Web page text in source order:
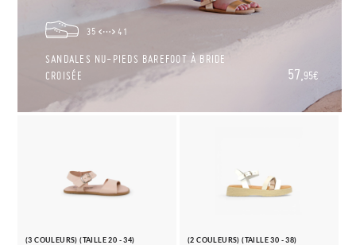
35 41
SANDALES NU-PIEDS BAREFOOT À BRIDE
CROISÉE
57, 95€
(3 COULEURS) (TAILLE 20 - 34) (2 COULEURS) (TAILLE 30 - 38)